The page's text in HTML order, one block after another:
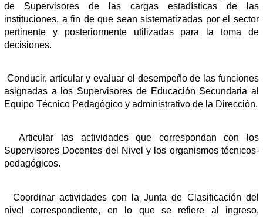
de Supervisores de las cargas estadísticas de las
instituciones, a fin de que sean sistematizadas por el sector
pertinente y posteriormente utilizadas para la toma de
decisiones.
Conducir, articular y evaluar el desempeño de las funciones
asignadas a los Supervisores de Educación Secundaria al
Equipo Técnico Pedagógico y administrativo de la Dirección.
Articular las actividades que correspondan con los
Supervisores Docentes del Nivel y los organismos técnicos-
pedagógicos.
Coordinar actividades con la Junta de Clasificación del
nivel correspondiente, en lo que se refiere al ingreso,